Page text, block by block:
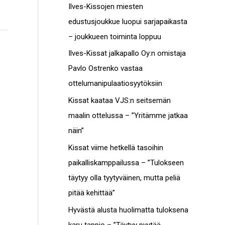
c
h
f
o
r
Ilves-Kissojen miesten
edustusjoukkue luopui sarjapaikasta
– joukkueen toiminta loppuu
Ilves-Kissat jalkapallo Oy:n omistaja
Pavlo Ostrenko vastaa
ottelumanipulaatiosyytöksiin
Kissat kaataa VJS:n seitsemän
maalin ottelussa – ”Yritämme jatkaa
näin”
Kissat viime hetkellä tasoihin
paikalliskamppailussa – ”Tulokseen
täytyy olla tyytyväinen, mutta peliä
pitää kehittää”
Hyvästä alusta huolimatta tuloksena
t
o